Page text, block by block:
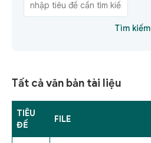
Tìm kiếm
Tất cả văn bản tài liệu
TIÊU
ĐỀ
FILE